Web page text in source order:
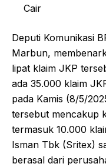
Cair
Deputi Komunikasi
Marbun,
lipat klaim JKP
ada 35.000 klaim
pada Kamis (8/5/
tersebut mencakup
termasuk 10.000
Isman Tbk (Sritex)
berasal dari